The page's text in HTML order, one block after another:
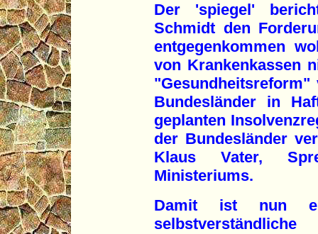
Der 'spiegel'
Schmidt den
entgegenkommen
von Krankenkassen
"Gesundheitsreform"
Bundesländer in
geplanten
der Bundesländer
Klaus Vater,
Ministeriums.
Damit ist nun